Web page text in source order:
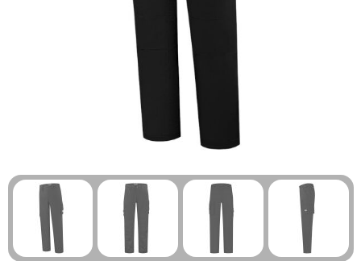
Technologie & Gadgets
Outdoor & Vrije tijd
Pennen & Schrijfwaren
Gezondheid & Welzijn
Eten & Drinken